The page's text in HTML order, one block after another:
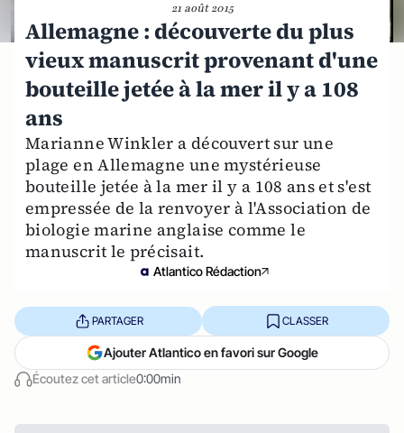
21 août 2015
Allemagne : découverte du plus
vieux manuscrit provenant d'une
bouteille jetée à la mer il y a 108
ans
Marianne Winkler a découvert sur une
plage en Allemagne une mystérieuse
bouteille jetée à la mer il y a 108 ans et s'est
empressée de la renvoyer à l'Association de
biologie marine anglaise comme le
manuscrit le précisait.
Atlantico Rédaction
Écoutez cet article0:00min
PARTAGER CLASSER
Ajouter Atlantico en favori sur Google